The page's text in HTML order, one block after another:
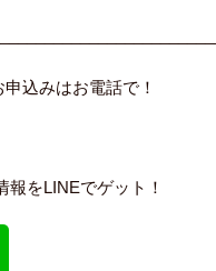
込みはお電話で！
をLINEでゲット！